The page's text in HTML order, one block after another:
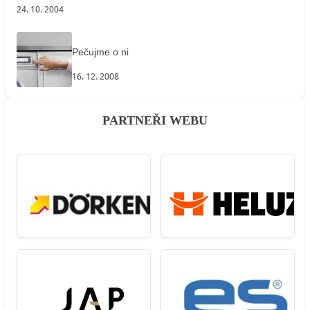
24. 10. 2004
Pečujme o ni
16. 12. 2008
PARTNEŘI WEBU